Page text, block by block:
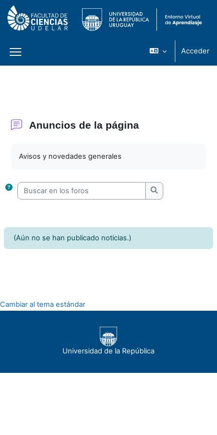
Panel lateral
Acceder
Anuncios de la página
Avisos y novedades generales
Buscar en los foros
Buscar en los
(Aún no se han publicado noticias.)
Cambiar al tema estándar
Universidad de la República